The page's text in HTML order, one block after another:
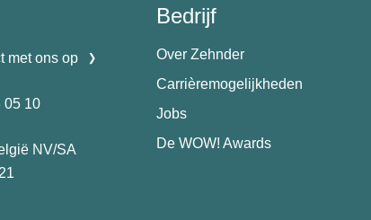
met ons op
05 10
NV/SA
Bedrijf
Over Zehnder
Carrièremogelijkheden
Jobs
De WOW! Awards